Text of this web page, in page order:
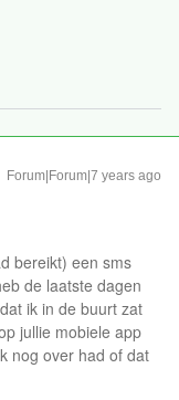
Forum|Forum|7 years ago
bereikt) een sms
de laatste dagen
ik in de buurt zat
jullie mobiele app
nog over had of dat